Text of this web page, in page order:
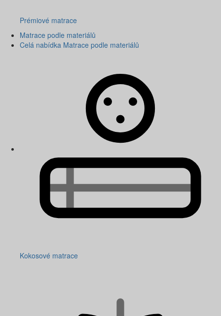
Prémiové matrace
Matrace podle materiálů
Celá nabídka Matrace podle materiálů
Kokosové matrace